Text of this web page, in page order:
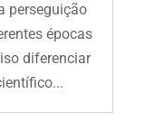
perseguição
épocas
diferenciar